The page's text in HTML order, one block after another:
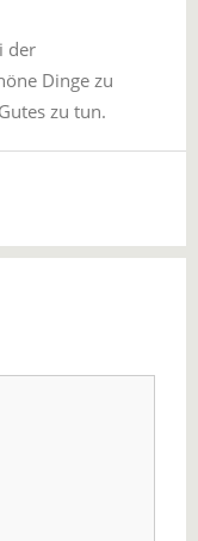
der
Dinge zu
zu tun.